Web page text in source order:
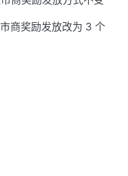
商奖励发放改为 3 个